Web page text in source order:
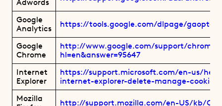
Adwords
Google
Analytics
https://tools.google.com/dlpage/gaoptout
Google
Chrome
http://www.google.com/support/chrome/
hl=en&answer=95647
Internet
Explorer
https://support.microsoft.com/en-us/
internet-explorer-delete-manage-cookies
Mozilla
http://support.mozilla.com/en-US/kb/